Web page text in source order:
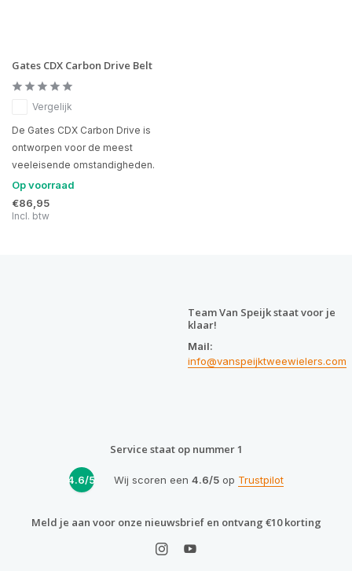
Gates CDX Carbon Drive Belt
Vergelijk
De Gates CDX Carbon Drive is
ontworpen voor de meest
veeleisende omstandigheden.
Op voorraad
€86,95
Incl. btw
Team Van Speijk staat voor je
klaar!
Mail:
info@vanspeijktweewielers.com
Service staat op nummer 1
4.6/5 Wij scoren een 4.6/5op Trustpilot
Meld je aan voor onze nieuwsbrief en ontvang €10 korting